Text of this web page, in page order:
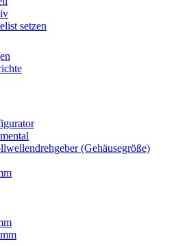
setzen
(Gehäusegröße)